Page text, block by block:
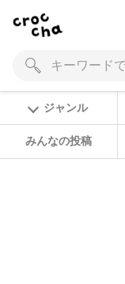
ジャンル
みんなの投稿